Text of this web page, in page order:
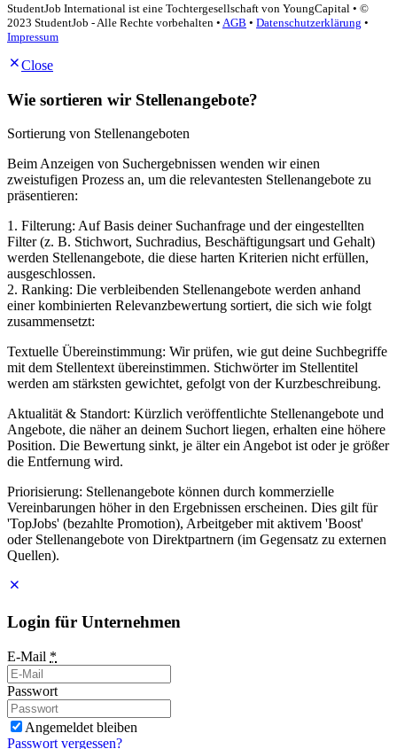
StudentJob International ist eine Tochtergesellschaft von YoungCapital • ©
2023 StudentJob - Alle Rechte vorbehalten • AGB • Datenschutzerklärung •
Impressum
Close
Wie sortieren wir Stellenangebote?
Sortierung von Stellenangeboten
Beim Anzeigen von Suchergebnissen wenden wir einen
zweistufigen Prozess an, um die relevantesten Stellenangebote zu
präsentieren:
1. Filterung: Auf Basis deiner Suchanfrage und der eingestellten
Filter (z. B. Stichwort, Suchradius, Beschäftigungsart und Gehalt)
werden Stellenangebote, die diese harten Kriterien nicht erfüllen,
ausgeschlossen.
2. Ranking: Die verbleibenden Stellenangebote werden anhand
einer kombinierten Relevanzbewertung sortiert, die sich wie folgt
zusammensetzt:
Textuelle Übereinstimmung: Wir prüfen, wie gut deine Suchbegriffe
mit dem Stellentext übereinstimmen. Stichwörter im Stellentitel
werden am stärksten gewichtet, gefolgt von der Kurzbeschreibung.
Aktualität & Standort: Kürzlich veröffentlichte Stellenangebote und
Angebote, die näher an deinem Suchort liegen, erhalten eine höhere
Position. Die Bewertung sinkt, je älter ein Angebot ist oder je größer
die Entfernung wird.
Priorisierung: Stellenangebote können durch kommerzielle
Vereinbarungen höher in den Ergebnissen erscheinen. Dies gilt für
'TopJobs' (bezahlte Promotion), Arbeitgeber mit aktivem 'Boost'
oder Stellenangebote von Direktpartnern (im Gegensatz zu externen
Quellen).
Login für Unternehmen
E-Mail *
Passwort
Angemeldet bleiben
Passwort vergessen?